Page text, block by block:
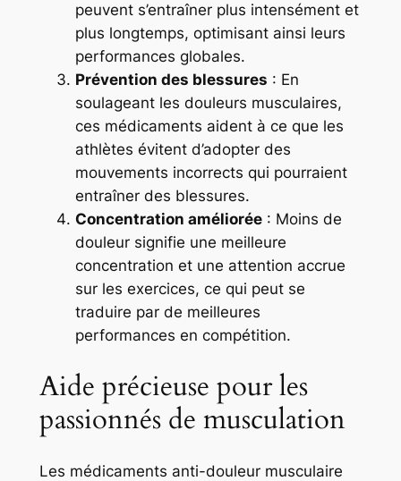
peuvent s’entraîner plus intensément et
plus longtemps, optimisant ainsi leurs
performances globales.
Prévention des blessures : En
soulageant les douleurs musculaires,
ces médicaments aident à ce que les
athlètes évitent d’adopter des
mouvements incorrects qui pourraient
entraîner des blessures.
Concentration améliorée: Moins de
douleur signifie une meilleure
concentration et une attention accrue
sur les exercices, ce qui peut se
traduire par de meilleures
performances en compétition.
Aide précieuse pour les
passionnés de musculation
Les médicaments anti-douleur musculaire